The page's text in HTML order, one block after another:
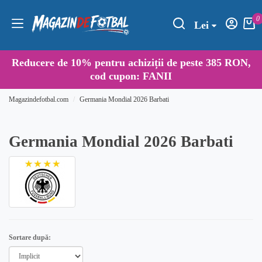
Lei
0
Reducere de 10% pentru achiziții de peste 385 RON,
cod cupon: FANII
Magazindefotbal.com Germania Mondial 2026 Barbati
Germania Mondial 2026 Barbati
Sortare după: